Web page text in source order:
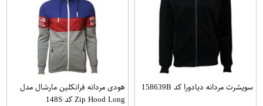
سویشرت مردانه دیادورا کد 158639B
هودی مردانه فرانکلین مارشال مدل
Zip Hood Long کد 148S